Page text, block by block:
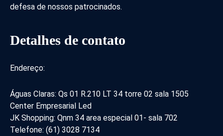
defesa de nossos patrocinados.
Detalhes de contato
Endereço:
Águas Claras: Qs 01 R.210 LT 34 torre 02 sala 1505
Center Empresarial Led
JK Shopping: Qnm 34 area especial 01- sala 702
Telefone: (61) 3028 7134